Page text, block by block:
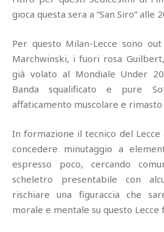
gioca questa sera a “San Siro” alle
Per questo Milan-Lecce sono
Marchwinski, i fuori rosa
già volato al Mondiale Under
Banda squalificato e pure
affaticamento muscolare e rimasto
In formazione il tecnico del
concedere minutaggio a
espresso poco, cercando
scheletro presentabile con
rischiare una figuraccia che
morale e mentale su questo Lecce